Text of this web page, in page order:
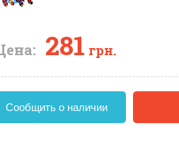
281 грн.
Сообщить о наличии